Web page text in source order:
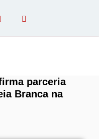
parceria
Branca na